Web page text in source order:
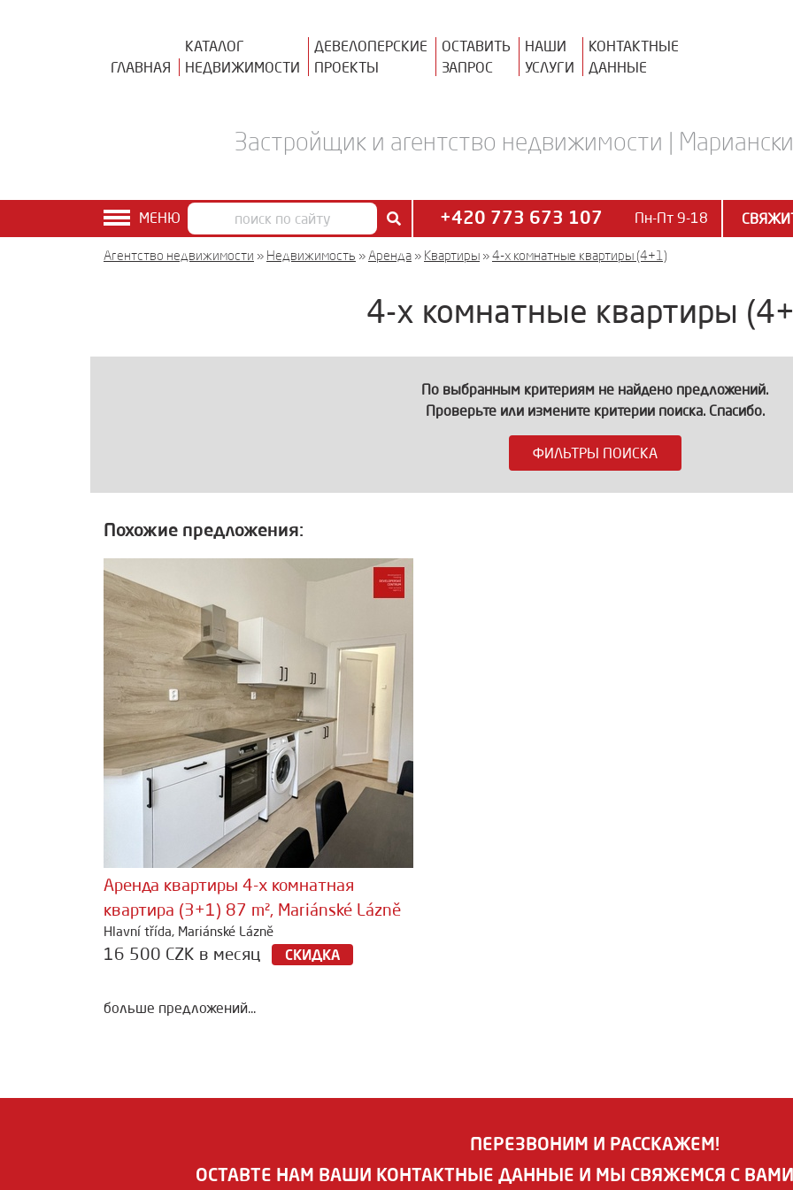
ГЛАВНАЯ
КАТАЛОГ
НЕДВИЖИМОСТИ
ДЕВЕЛОПЕРСКИЕ
ПРОЕКТЫ
ОСТАВИТЬ
ЗАПРОС
НАШИ
УСЛУГИ
КОНТАКТНЫЕ
ДАННЫЕ
Застройщик и агентство недвижимости |
МЕНЮ +420 773 673 107 Пн-Пт 9-18
Агентство недвижимости » Недвижимость »Аренда » Квартиры »4-х комнатные квартиры (4+1)
4-х комнатные квартиры
По выбранным критериям не найдено предложений.
Проверьте или измените критерии поиска. Спасибо.
ФИЛЬТРЫ ПОИСКА
Похожие предложения:
Аренда квартиры 4-х комнатная
квартира (3+1) 87 m², Mariánské Lázně
Hlavní třída, Mariánské Lázně
16 500 CZK в месяц СКИДКА
больше предложений...
ПЕРЕЗВОНИМ И РАССКАЖЕМ!
ОСТАВТЕ НАМ ВАШИ КОНТАКТНЫЕ ДАННЫЕ И МЫ СВЯЖЕМСЯ С